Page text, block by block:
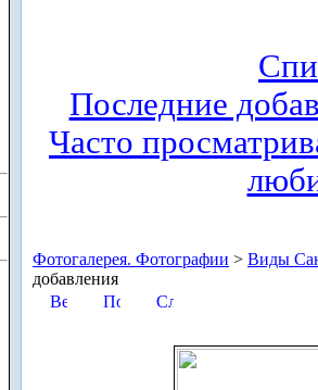
Последние
Часто
Фотогалерея. Фотографии > Виды
добавления